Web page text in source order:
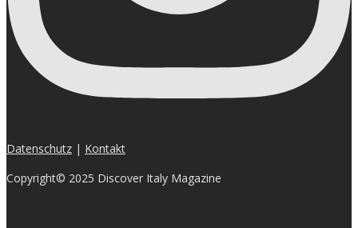
Datenschutz | Kontakt
Copyright© 2025 Discover Italy Magazine